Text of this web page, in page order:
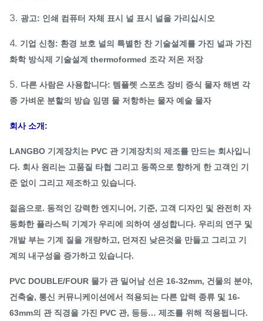
3. 광고: 인쇄 컴퓨터 자체 표시 널 표시 널을 가리십시오
4. 기업 신청: 환경 보호 널의 특별한 찬 기술설계를 가진 널과 가진
화학 방식제 기술설계 thermoformed 조각 저온 저장
5. 다른 사람은 사용합니다: 템플렛 스포츠 장비 증식 물자 해변 각
종 가벼운 분할의 방습 임명 물 저항하는 물자 예술 물자
회사 소개:
LANGBO 기계장치는 PVC 관 기계장치의 제조를 만드는 회사입니
다. 회사 원리는 고품질 타협 그리고 동쪽으로 향하게 한 고객인 기
준 없이 그리고 제조하고 있습니다.
젊음으로. 동적인 강력한 엔지니어, 기준, 고객 디자인 및 완전히 자
동화한 플라스틱 기계가 우리에 의하여 생성합니다. 우리의 연구 및
개발 부는 기계 질을 개량하고, 던져진 낮은것을 만들고 그리고 기
계의 내구성을 증가하고 있습니다.
PVC DOUBLE/FOUR 물가 관 밀어남 선은 16-32mm, 건물의 분야,
건축술, 통신 커뮤니케이션에서 적용되는 다른 압력 종류 및 16-
63mm의 관 직경을 가진 PVC 관, 등등… 제조를 위해 적용됩니다.